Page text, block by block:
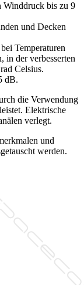
Winddruck bis zu 9
und Decken
Temperaturen
in der verbesserten
Celsius.
dB.
die Verwendung
Elektrische
verlegt.
und
werden.